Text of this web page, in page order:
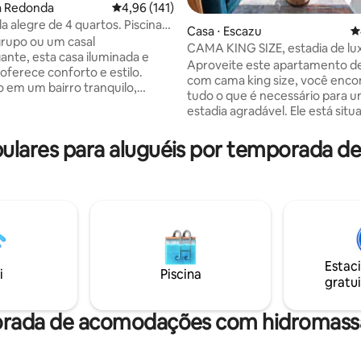
de 5, 157 avaliações
Redonda 4,96 de uma avaliação média de 5, 141
4,96 (141)
alegre de 4 quartos. Piscina
ar-condicionado
ou um casal
esta casa iluminada e
conforto e estilo.
em um bairro tranquilo,
da nova torre da Microsoft. 4
C), acomoda até 9 pessoas, 3
hóspedes, US$ 35 por
Limpeza incluída. Venha
na vida da cidade.
Casa ⋅ Escazu
CAMA KING SIZE, estadia de
HillView, áreas verdes, A/C
Aproveite este apartamento
com cama king size, você
tudo o que é necessário para
estadia agradável. Ele está
sentirá longe da cidade. Perto
shoppings, restaurantes,
espaços harmoniosos e
apartamento é luminoso e
aconchegante, com grandes
permitem a entrada de luz
oferecem uma vista
para aluguéis por temporada
Piscina
de acomodações com